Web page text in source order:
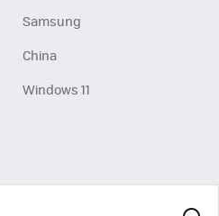
Samsung
China
Windows 11